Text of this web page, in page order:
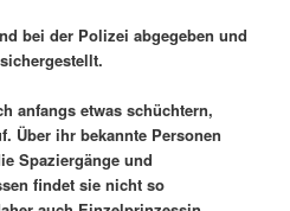
bei der Polizei abgegeben und
anfangs etwas schüchtern,
Über ihr bekannte Personen
Spaziergänge und
findet sie nicht so